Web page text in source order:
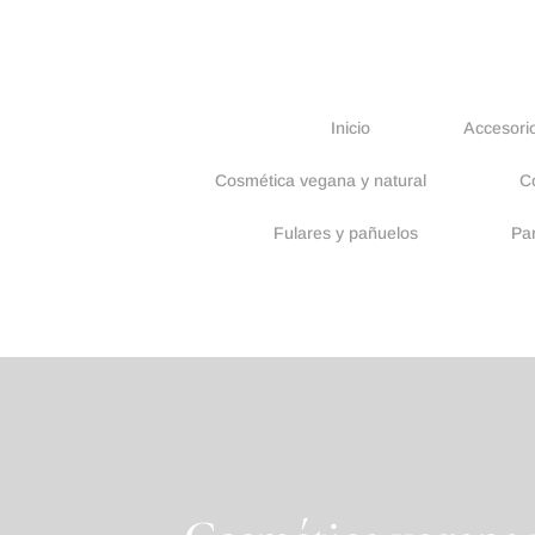
Inicio
Cosmética vegana y natural
Fulares y pañuelos